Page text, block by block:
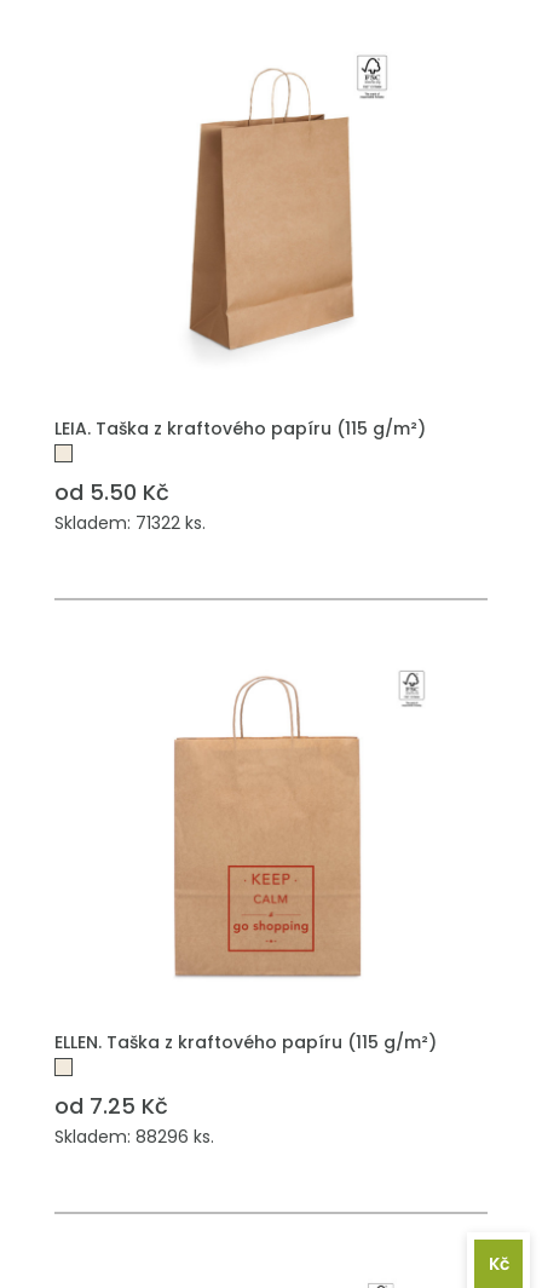
LEIA. Taška z kraftového papíru (115 g/m²)
od 5.50 Kč
Skladem: 71322 ks.
ELLEN. Taška z kraftového papíru (115 g/m²)
od 7.25 Kč
Skladem: 88296 ks.
Kč